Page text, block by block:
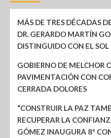
MÁS DE TRES DÉCADAS
DR. GERARDO MARTÍN
DISTINGUIDO CON EL SOL
GOBIERNO DE MELCHOR
PAVIMENTACIÓN CON
CERRADA DOLORES
“CONSTRUIR LA PAZ
RECUPERAR LA
GÓMEZ INAUGURA 8º